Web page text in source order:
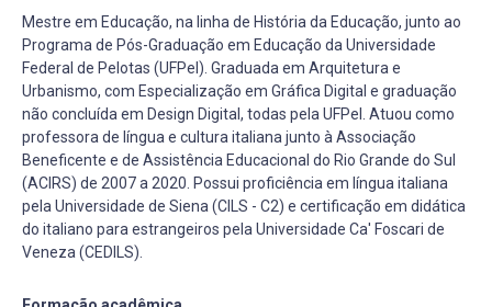
Mestre em Educação, na linha de História da Educação, junto ao
Programa de Pós-Graduação em Educação da Universidade
Federal de Pelotas (UFPel). Graduada em Arquitetura e
Urbanismo, com Especialização em Gráfica Digital e graduação
não concluída em Design Digital, todas pela UFPel. Atuou como
professora de língua e cultura italiana junto à Associação
Beneficente e de Assistência Educacional do Rio Grande do Sul
(ACIRS) de 2007 a 2020. Possui proficiência em língua italiana
pela Universidade de Siena (CILS - C2) e certificação em didática
do italiano para estrangeiros pela Universidade Ca' Foscari de
Veneza (CEDILS).